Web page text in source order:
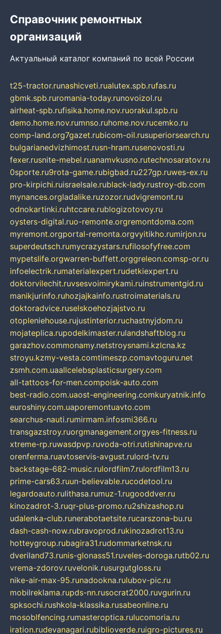
Справочник ремонтных
организаций
Актуальный каталог компаний по всей России
t25-tractor.runashicveti.rualutex.spb.rufas.ru
gbmk.spb.ruromania-today.runovoizol.ru
airheat-spb.rufisika.home.nov.ruorakul.spb.ru
demo.home.nov.rumnso.ruhome.nov.rucemko.ru
comp-land.org7gazet.rubicom-oil.rusuperiorsearch.ru
bulgarianedvizhimost.rusn-hram.rusenovosti.ru
fexer.rusnite-mebel.ruanamvkusno.rutechnosaratov.ru
0sporte.ru9rota-game.rubigbad.ru227gp.ruwes-ex.ru
pro-kirpichi.ruisraelsale.rublack-lady.rustroy-db.com
mynances.orgladalike.ruzozor.rudvigremont.ru
odnokartinki.ruhtccare.rublogizotovoy.ru
oysters-digital.ruo-remonte.orgremontdoma.com
myremont.orgportal-remonta.orgvyitikho.rumirjon.ru
superdeutsch.rumycrazystars.rufilosofyfree.com
mypetslife.orgwarren-buffett.orggreleon.comsp-or.ru
infoelectrik.rumaterialexpert.rudetkiexpert.ru
doktorvilechit.ruvsesvoimirykami.ruinstrumentgid.ru
manikjurinfo.ruhozjajkainfo.rustroimaterials.ru
doktoradvice.ruselskoehozjajstvo.ru
otopleniehouse.rujustinterior.ruchastnyjdom.ru
mojateplica.rupodelkimaster.rulandshaftblog.ru
garazhov.commonamy.netstroysnami.kzlcna.kz
stroyu.kzmy-vesta.comtimeszp.comavtoguru.net
zsmh.com.uaallcelebsplasticsurgery.com
all-tattoos-for-men.compoisk-auto.com
best-radio.com.uaost-engineering.comkuryatnik.info
euroshiny.com.uaporemontuavto.com
searchus-nauti.rumirmam.infosmi366.ru
transgazstroy.ruorgmanagement.orgyes-fitness.ru
xtreme-rp.ruwasdpvp.ruvoda-otri.rutishinapve.ru
orenferma.ruavtoservis-avgust.rulord-tv.ru
backstage-682-music.rulordfilm7.rulordfilm13.ru
prime-cars63.ruun-believable.rucodetool.ru
legardoauto.rulithasa.rumuz-1.rugooddver.ru
kinozadrot-3.ruqr-plus-promo.ru2shizashop.ru
udalenka-club.runerabotaetsite.rucarszona-bu.ru
dash-cash-now.rubravoprod.rukinozadrot13.ru
hotteygroup.rubagira31.rudommarketnsk.ru
dveriland73.runis-glonass51.ruveles-doroga.rutb02.ru
vrema-zdorov.ruvelonik.rusurgutgloss.ru
nike-air-max-95.runadookna.rulubov-pic.ru
mobilreklama.rupds-nn.rusocrat2000.ruvgurin.ru
spksochi.rushkola-klassika.rusabeonline.ru
mosoblfencing.rumasteroptica.rulucomoria.ru
iration.rudevanagari.rubiblioverde.ruigro-pictures.ru